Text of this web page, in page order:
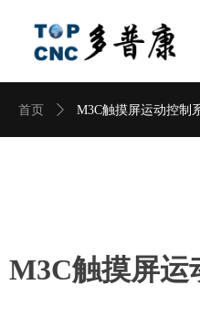
首页 ꄲ M3C触摸屏运动控制
M3C触摸屏运